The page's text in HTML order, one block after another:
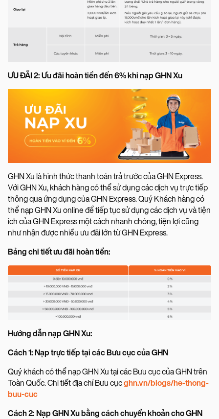
ƯU ĐÃI 2: Ưu đãi hoàn tiền đến 6% khi nạp GHN Xu
GHN Xu là hình thức thanh toán trả trước của GHN Express.
Với GHN Xu, khách hàng có thể sử dụng các dịch vụ trực tiếp
thông qua ứng dụng của GHN Express. Quý Khách hàng có
thể nạp GHN Xu online để tiếp tục sử dụng các dịch vụ và tiện
ích của GHN Express một cách nhanh chóng, tiện lợi cũng
như nhận được nhiều ưu đãi lớn từ GHN Express.
Bảng chi tiết ưu đãi hoàn tiền:
Hướng dẫn nạp GHN Xu:
Cách 1: Nạp trực tiếp tại các Bưu cục của GHN
Quý khách có thể nạp GHN Xu tại các Bưu cục của GHN trên
Toàn Quốc. Chi tiết địa chỉ Bưu cụcghn.vn/blogs/he-thong-
buu-cuc
Cách 2: Nạp GHN Xu bằng cách chuyển khoản cho GHN